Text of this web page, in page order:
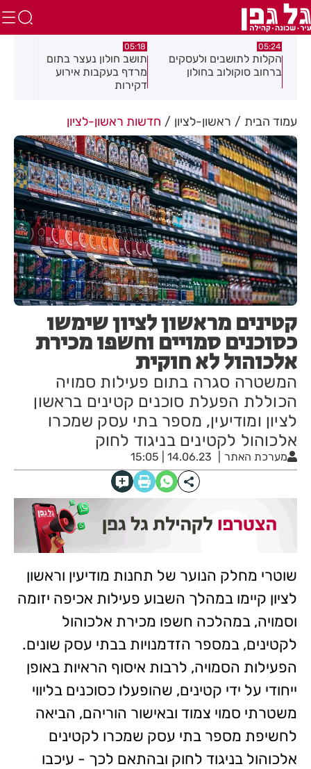
05:24
הקלות לתושבים ולעסקים
ברחוב סוקולוב בחולון
05:18
תושב חולון נעצר בתום
מרדף בעקבות אירוע
דקירות
עמוד הבית ראשון-לציון חדשות ראשון-לציון
קטינים מראשון לציון שימשו
כסוכנים סמויים וחשפו מכירת
אלכוהול לא חוקית
המשטרה סגרה בתום פעילות סמויה
הכוללת הפעלת סוכנים קטינים בראשון
לציון ומודיעין, מספר בתי עסק שמכרו
אלכוהול לקטינים בניגוד לחוק
מערכת האתר 14.06.23 | 15:05
שוטרי מחלק הנוער של תחנות מודיעין וראשון
לציון קיימו במהלך השבוע פעילות אכיפה יזומה
וסמויה, במהלכה חשפו מכירת אלכוהול
לקטינים, במספר הזדמנויות בבתי עסק שונים.
הפעילות הסמויה, לרבות איסוף הראיות באופן
ייחודי על ידי קטינים, שהופעלו כסוכנים בליווי
משטרתי סמוי צמוד ובאישור הוריהם, הביאה
לחשיפת מספר בתי עסק שמכרו לקטינים
אלכוהול בניגוד לחוק ובהתאם לכך - עיכבו